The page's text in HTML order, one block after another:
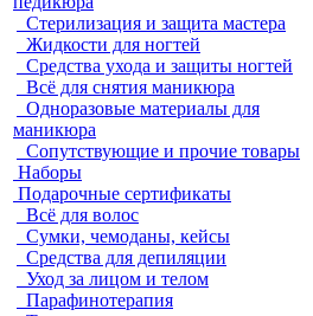
Стерилизация и защита мастера
Жидкости для ногтей
Средства ухода и защиты ногтей
Всё для снятия маникюра
Одноразовые материалы для
маникюра
Сопутствующие и прочие товары
Наборы
Подарочные сертификаты
Всё для волос
Сумки, чемоданы, кейсы
Средства для депиляции
Уход за лицом и телом
Парафинотерапия